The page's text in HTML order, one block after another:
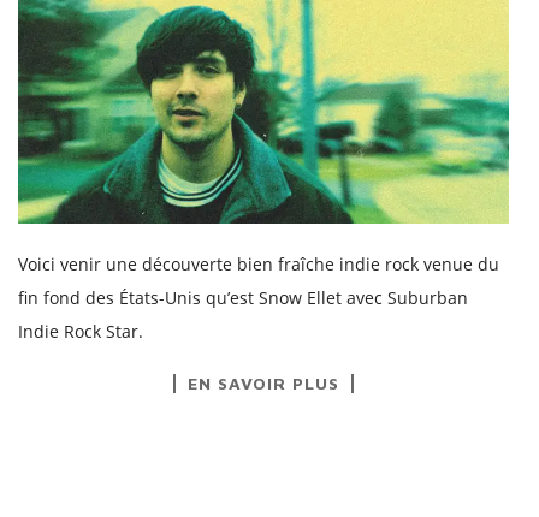
Voici venir une découverte bien fraîche indie rock venue du
fin fond des États-Unis qu’est Snow Ellet avec Suburban
Indie Rock Star.
EN SAVOIR PLUS